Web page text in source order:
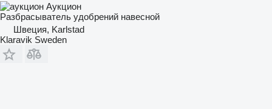
Аукцион
Разбрасыватель удобрений навесной
Швеция, Karlstad
Klaravik Sweden